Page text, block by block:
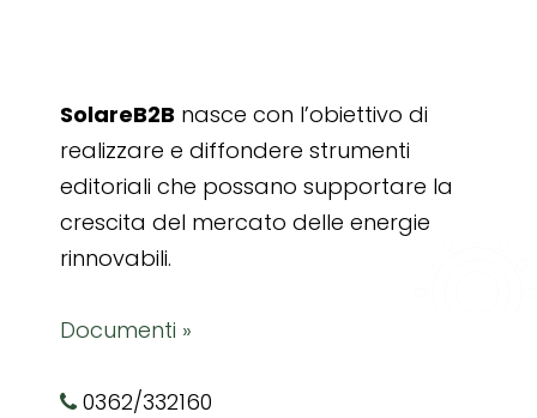
SolareB2B nasce con l’obiettivo di
realizzare e diffondere strumenti
editoriali che possano supportare la
crescita del mercato delle energie
rinnovabili.
Documenti »
0362/332160